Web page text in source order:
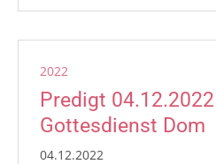
2022
Predigt 04.12.2022
Gottesdienst Dom
04.12.2022